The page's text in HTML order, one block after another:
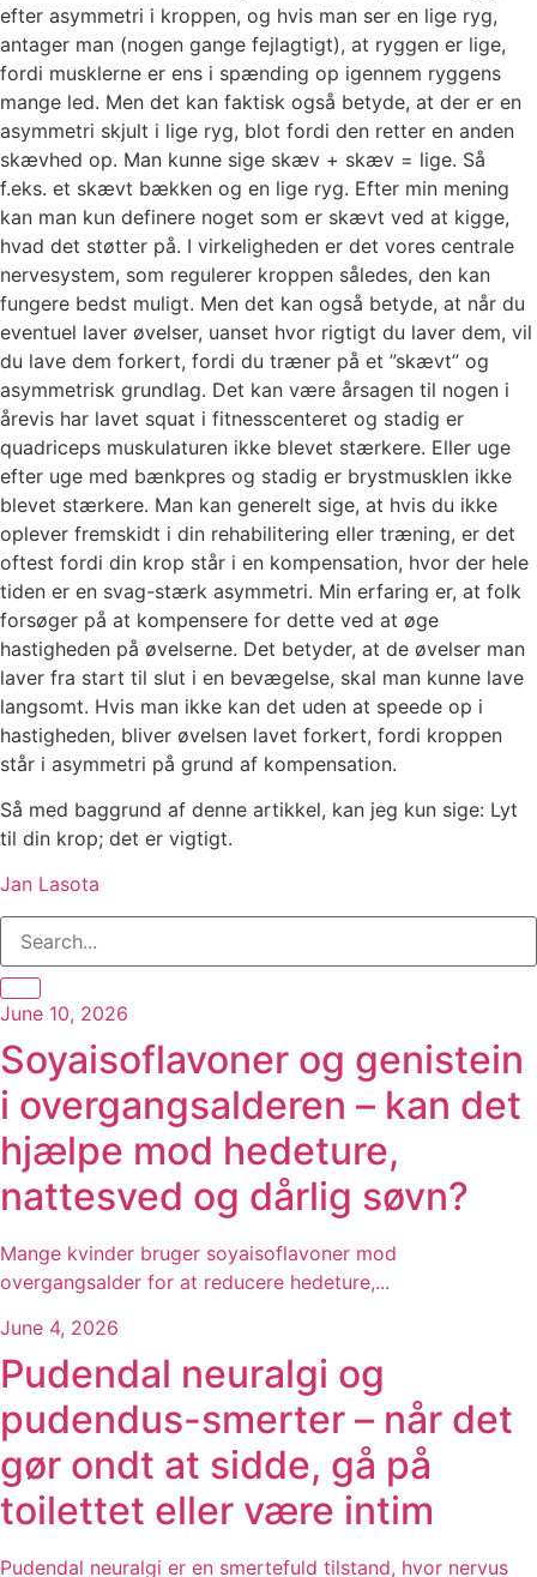
efter asymmetri i kroppen, og hvis man ser en lige ryg,
antager man (nogen gange fejlagtigt), at ryggen er lige,
fordi musklerne er ens i spænding op igennem ryggens
mange led. Men det kan faktisk også betyde, at der er en
asymmetri skjult i lige ryg, blot fordi den retter en anden
skævhed op. Man kunne sige skæv + skæv = lige. Så
f.eks. et skævt bækken og en lige ryg. Efter min mening
kan man kun definere noget som er skævt ved at kigge,
hvad det støtter på. I virkeligheden er det vores centrale
nervesystem, som regulerer kroppen således, den kan
fungere bedst muligt. Men det kan også betyde, at når du
eventuel laver øvelser, uanset hvor rigtigt du laver dem, vil
du lave dem forkert, fordi du træner på et ”skævt” og
asymmetrisk grundlag. Det kan være årsagen til nogen i
årevis har lavet squat i fitnesscenteret og stadig er
quadriceps muskulaturen ikke blevet stærkere. Eller uge
efter uge med bænkpres og stadig er brystmusklen ikke
blevet stærkere. Man kan generelt sige, at hvis du ikke
oplever fremskidt i din rehabilitering eller træning, er det
oftest fordi din krop står i en kompensation, hvor der hele
tiden er en svag-stærk asymmetri. Min erfaring er, at folk
forsøger på at kompensere for dette ved at øge
hastigheden på øvelserne. Det betyder, at de øvelser man
laver fra start til slut i en bevægelse, skal man kunne lave
langsomt. Hvis man ikke kan det uden at speede op i
hastigheden, bliver øvelsen lavet forkert, fordi kroppen
står i asymmetri på grund af kompensation.
Så med baggrund af denne artikkel, kan jeg kun sige: Lyt
til din krop; det er vigtigt.
Jan Lasota
June 10, 2026
Soyaisoflavoner og genistein
i overgangsalderen – kan det
hjælpe mod hedeture,
nattesved og dårlig søvn?
Mange kvinder bruger soyaisoflavoner mod
overgangsalder for at reducere hedeture,...
June 4, 2026
Pudendal neuralgi og
pudendus-smerter – når det
gør ondt at sidde, gå på
toilettet eller være intim
Pudendal neuralgi er en smertefuld tilstand, hvor nervus